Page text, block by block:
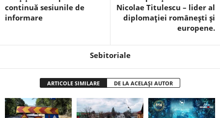
continuă sesiunile de
informare
Nicolae Titulescu – lider al
diplomaţiei româneşti şi
europene.
Sebitoriale
ARTICOLE SIMILARE DE LA ACELAȘI AUTOR